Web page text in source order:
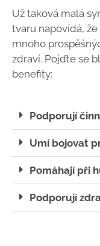
Už taková malá
tvaru napovídá,
mnoho
zdraví. Pojďte se
benefity:
Podporují
Umí bojovat
Pomáhají při
Podporují